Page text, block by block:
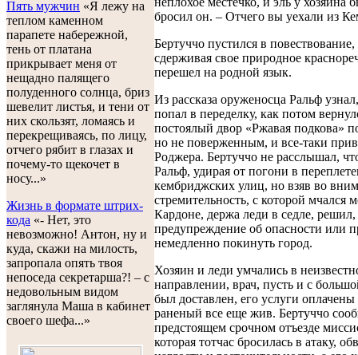
Пять мужчин «Я лежу на
теплом каменном
парапете набережной,
тень от платана
прикрывает меня от
нещадно палящего
полуденного солнца, бриз
шевелит листья, и тени от
них скользят, ломаясь и
перекрещиваясь, по лицу,
отчего рябит в глазах и
почему-то щекочет в
носу...»
Жизнь в формате штрих-
кода «- Нет, это
невозможно! Антон, ну и
куда, скажи на милость,
запропала опять твоя
непоседа секретарша?! – с
недовольным видом
заглянула Маша в кабинет
своего шефа...»
бросил он. – Отчего вы уехали из
Бертуччо пустился в
сдерживая свое природное
перешел на родной язык.
Из рассказа оруженосца Ральф
попал в переделку, как потом
постоялый двор «Ржавая подкова»
но не поверженным, и все-таки
Роджера. Бертуччо не расслышал,
Ральф, удирая от погони в
кембриджских улиц, но взяв во
стремительность, с которой мчался
Кардоне, держа леди в седле,
предупреждение об опасности или
немедленно покинуть город.
Хозяин и леди умчались в
направлении, врач, пусть и с
был доставлен, его услуги
раненый все еще жив. Бертуччо
предстоящем срочном отъезде
которая тотчас бросилась в атаку,